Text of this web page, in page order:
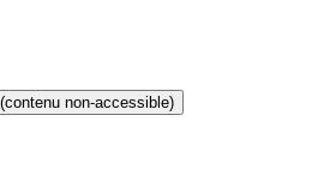
(contenu non-accessible)